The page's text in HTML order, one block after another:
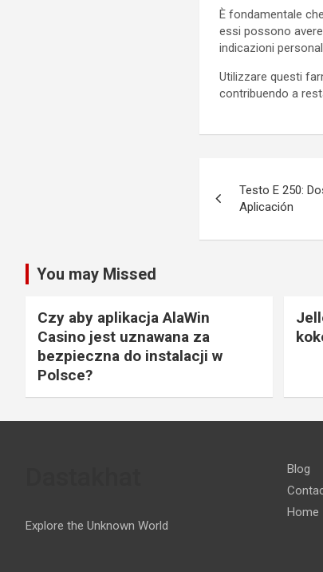
È fondamentale
essi possono
indicazioni
Utilizzare questi
contribuendo a
Testo E 250:
Aplicación
You may Missed
Czy aby aplikacja AlaWin
Casino jest uznawana za
bezpieczna do instalacji w
Polsce?
Explore the Unknown World
Blog
Home